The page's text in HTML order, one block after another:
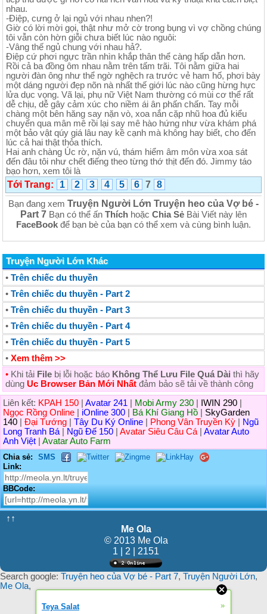
nhau.
-Điệp, cưng ở lại ngủ với nhau nhen?!
Giờ có lời mời gọi, thật như mở cờ trong bụng vì vợ chồng chúng
tôi vẫn còn hờn giỗi chưa biết lúc nào nguôi:
-Vâng thế ngủ chung với nhau hả?.
Điệp cứ phơi ngực trần nhìn khắp thân thể càng hấp dẫn hơn.
Rồi cả ba đồng ôm nhau nằm trên tấm trãi. Tôi nằm giữa hai
người đàn ông như thể ngờ nghệch ra trước vẻ ham hố, phơi bày
một dáng người đẹp nõn nà nhất thế giới lúc nào cũng hừng hực
lửa dục vọng. Vã lại, phụ nữ Việt Nam thường có mùi cơ thể rất
dễ chịu, dễ gây cảm xúc cho niềm ái ân phấn chấn. Tay mỗi
chàng một bên hăng say nặn vò, xoa nắn cặp nhũ hoa đủ kiểu
chuyển qua mân mê rồi lại say mê hào hứng như vừa khám phá
một bảo vật qúy giá lâu nay kề cạnh mà không hay biết, cho đến
lúc cả hai thật thỏa thích.
Hai anh chàng Úc rờ, nặn vú, thám hiểm âm môn vừa xoa sát
đến đâu tôi như chết điếng theo từng thớ thịt đến đó. Jimmy táo
bạo hơn, xem tôi là
Tới Trang: 1 2 3 4 5 6 7 8
Bạn đang xem Truyện Người Lớn Truyện heo của Vợ bé -
Part 7 Bạn có thể ấn Thích hoặc Chia Sẻ Bài Viết này lên
FaceBook để bạn bè của bạn có thể xem và cùng bình luận.
Truyện Người Lớn Khác
• Trên chiếc du thuyền
• Trên chiếc du thuyền - Part 2
• Trên chiếc du thuyền - Part 3
• Trên chiếc du thuyền - Part 4
• Trên chiếc du thuyền - Part 5
• Xem thêm >>
• Khi tải File bị lỗi hoặc báo Không Thể Lưu File Quá Dài thì hãy
dùng Uc Browser Bản Mới Nhất đảm bảo sẽ tải về thành công
Liên kết: KPAH 150 Avatar 241 Mobi Army 230 IWIN 290
Ngọc Rồng Online
iOnline 300 Bá Khí Giang Hồ
SkyGarden
140
Đại Tướng Tây Du Ký Online Phong Vân Truyền Kỳ
Ngũ
Long Tranh Bá
Ngũ Đế 150 Avatar Siêu Câu Cá
Avatar Auto
Anh Việt
Avatar Auto Farm
Chia sẻ:
SMS
Link:
BBCode:
↑↑
Me Ola
© 2013 Me Ola
1 | 2 | 2151
Search google: Truyện heo của Vợ bé - Part 7, Truyện Người Lớn,
Me Ola,
Teya Salat »